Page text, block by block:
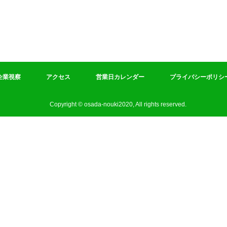
業視察 アクセス 営業日カレンダー プライバシーポリシ
Copyright © osada-nouki2020, All rights reserved.